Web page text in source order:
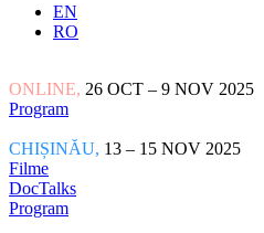
EN
RO
ONLINE, 26 OCT – 9 NOV 2025
Program
CHIȘINĂU, 13 – 15 NOV 2025
Filme
DocTalks
Program